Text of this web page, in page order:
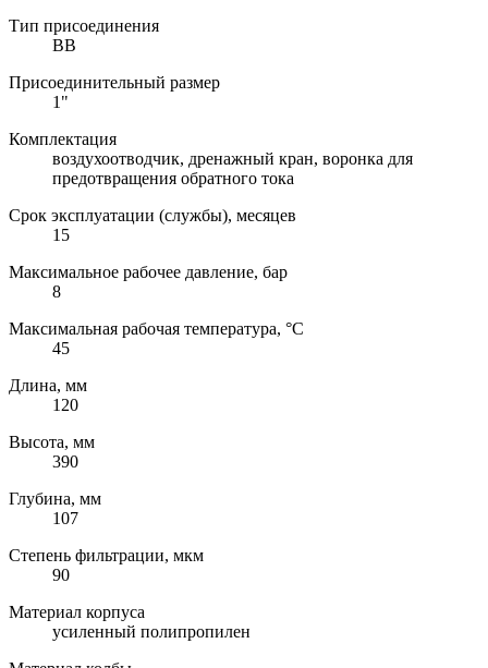
Тип присоединения
ВВ
Присоединительный размер
1"
Комплектация
воздухоотводчик, дренажный кран, воронка для
предотвращения обратного тока
Срок эксплуатации (службы), месяцев
15
Максимальное рабочее давление, бар
8
Максимальная рабочая температура, °C
45
Длина, мм
120
Высота, мм
390
Глубина, мм
107
Степень фильтрации, мкм
90
Материал корпуса
усиленный полипропилен